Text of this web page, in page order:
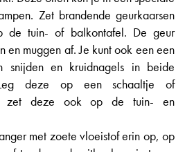
Zet brandende geurkaarsen
de tuin- of balkontafel. De geur
en muggen af. Je kunt ook een een
snijden en kruidnagels in beide
deze op een schaaltje of
zet deze ook op de tuin- en
met zoete vloeistof erin op, op